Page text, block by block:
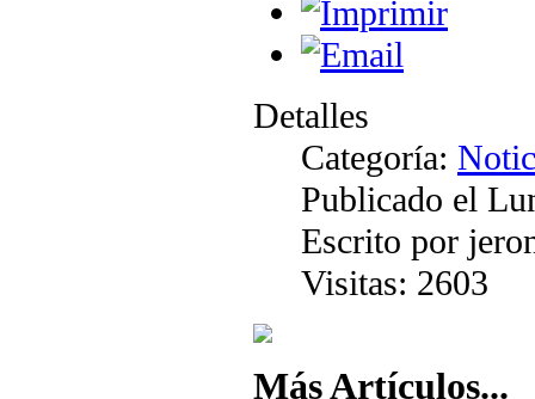
Detalles
Categoría:
Publicado el
Escrito por
Visitas: 2603
Más Artículos...